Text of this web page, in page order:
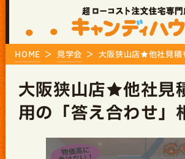
HOME 見学会 大阪狭山店★他社見積
大阪狭山店★他社見
用の「答え合わせ」